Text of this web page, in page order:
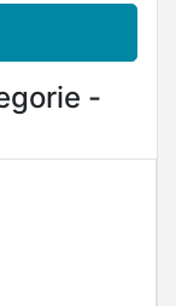
-